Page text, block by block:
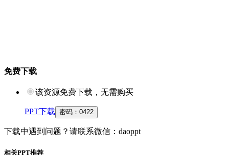
免费下载
该资源免费下载，无需购买
PPT下载 密码： 0422
下载中遇到问题？请联系微信：daoppt
相关PPT推荐